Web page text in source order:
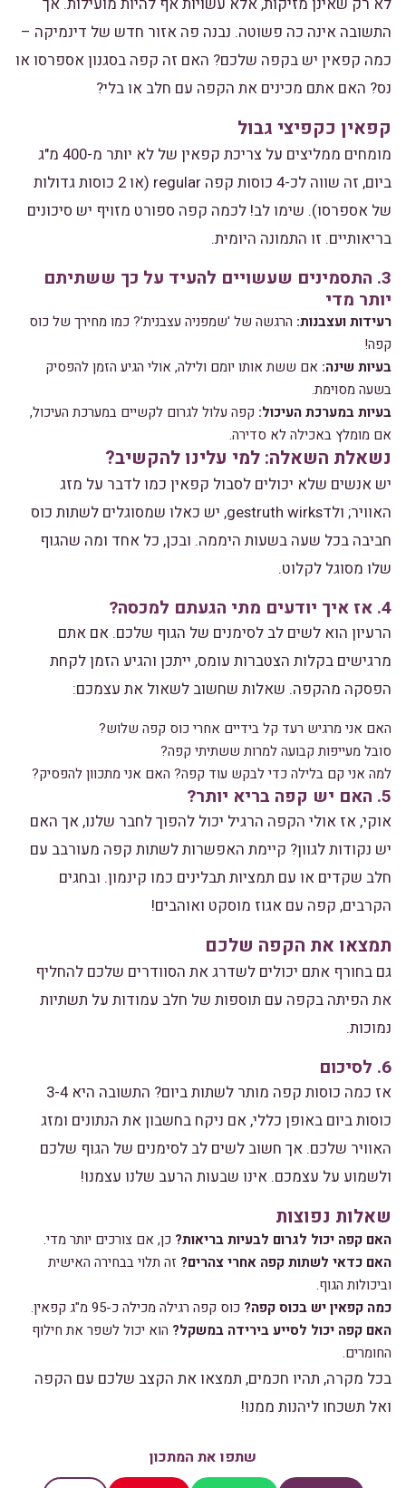
התשובה אינה כה פשוטה. נבנה פה אזור חדש של דינמיקה –
כמה קפאין יש בקפה שלכם? האם זה קפה בסגנון אספרסו או
נס? האם אתם מכינים את הקפה עם חלב או בלי?
קפאין כקפיצי גבול
מומחים ממליצים על צריכת קפאין של לא יותר מ-400 מ"ג
ביום, זה שווה לכ-4 כוסות קפה regular (או 2 כוסות גדולות
של אספרסו). שימו לב! לכמה קפה ספורט מזויף יש סיכונים
בריאותיים. זו התמונה היומית.
3. התסמינים שעשויים להעיד על כך ששתיתם
יותר מדי
רעידות ועצבנות: הרגשה של 'שמפניה עצבנית'? כמו מחירך של כוס
קפה!
בעיות שינה: אם ששת אותו יומם ולילה, אולי הגיע הזמן להפסיק
בשעה מסוימת.
בעיות במערכת העיכול: קפה עלול לגרום לקשיים במערכת העיכול,
אם מומלץ באכילה לא סדירה.
נשאלת השאלה: למי עלינו להקשיב?
יש אנשים שלא יכולים לסבול קפאין כמו לדבר על מזג
האוויר; ולדgestruth wirks, יש כאלו שמסוגלים לשתות כוס
חביבה בכל שעה בשעות היממה. ובכן, כל אחד ומה שהגוף
שלו מסוגל לקלוט.
4. אז איך יודעים מתי הגעתם למכסה?
הרעיון הוא לשים לב לסימנים של הגוף שלכם. אם אתם
מרגישים בקלות הצטברות עומס, ייתכן והגיע הזמן לקחת
הפסקה מהקפה. שאלות שחשוב לשאול את עצמכם:
האם אני מרגיש רעד קל בידיים אחרי כוס קפה שלוש?
סובל מעייפות קבועה למרות ששתיתי קפה?
למה אני קם בלילה כדי לבקש עוד קפה? האם אני מתכוון להפסיק?
5. האם יש קפה בריא יותר?
אוקי, אז אולי הקפה הרגיל יכול להפוך לחבר שלנו, אך האם
יש נקודות לגוון? קיימת האפשרות לשתות קפה מעורבב עם
חלב שקדים או עם תמציות תבלינים כמו קינמון. ובחגים
הקרבים, קפה עם אגוז מוסקט ואוהבים!
תמצאו את הקפה שלכם
גם בחורף אתם יכולים לשדרג את הסוודרים שלכם להחליף
את הפיתה בקפה עם תוספות של חלב עמודות על תשתיות
נמוכות.
6. לסיכום
אז כמה כוסות קפה מותר לשתות ביום? התשובה היא 3-4
כוסות ביום באופן כללי, אם ניקח בחשבון את הנתונים ומזג
האוויר שלכם. אך חשוב לשים לב לסימנים של הגוף שלכם
ולשמוע על עצמכם. אינו שבעות הרעב שלנו עצמנו!
שאלות נפוצות
האם קפה יכול לגרום לבעיות בריאות? כן, אם צורכים יותר מדי.
האם כדאי לשתות קפה אחרי צהרים? זה תלוי בבחירה האישית
וביכולות הגוף.
כמה קפאין יש בכוס קפה? כוס קפה רגילה מכילה כ-95 מ"ג קפאין.
האם קפה יכול לסייע בירידה במשקל? הוא יכול לשפר את חילוף
החומרים.
בכל מקרה, תהיו חכמים, תמצאו את הקצב שלכם עם הקפה
ואל תשכחו ליהנות ממנו!
שתפו את המתכון